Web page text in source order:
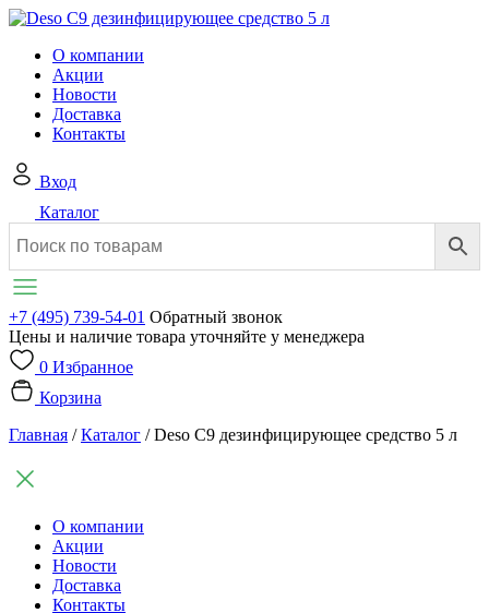
О компании
Акции
Новости
Доставка
Контакты
Вход
Каталог
+7 (495) 739-54-01 Обратный звонок
Цены и наличие товара уточняйте у менеджера
0 Избранное
Корзина
Главная /Каталог /Deso C9 дезинфицирующее средство 5 л
О компании
Акции
Новости
Доставка
Контакты